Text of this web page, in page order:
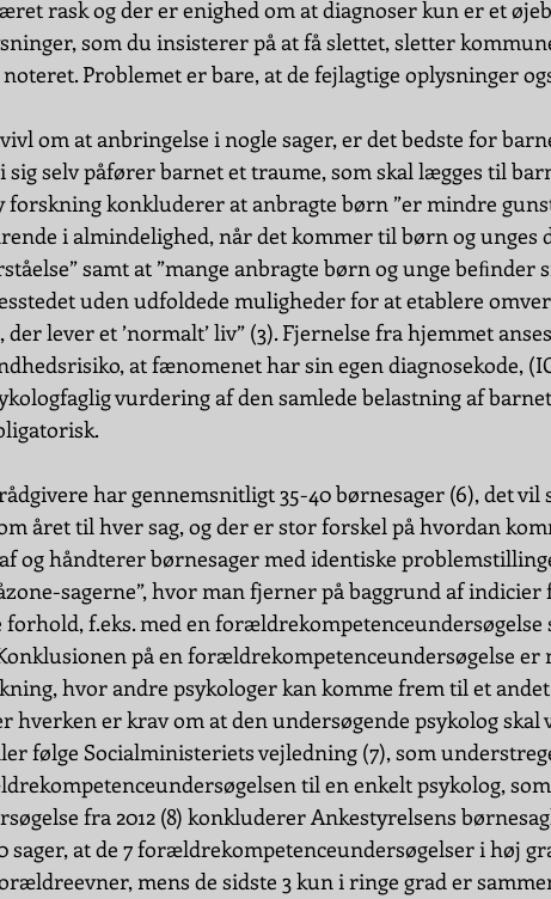
rask og der er enighed om at diagnoser kun er et
som du insisterer på at få slettet, sletter
Problemet er bare, at de fejlagtige oplysninger
om at anbringelse i nogle sager, er det bedste for
sig selv påfører barnet et traume, som skal lægges til
forskning konkluderer at anbragte børn ”er mindre
i almindelighed, når det kommer til børn og unges
samt at ”mange anbragte børn og unge beﬁnder
uden udfoldede muligheder for at etablere
lever et ’normalt’ liv” (3). Fjernelse fra hjemmet
at fænomenet har sin egen diagnosekode,
vurdering af den samlede belastning af
har gennemsnitligt 35-40 børnesager (6), det vil
året til hver sag, og der er stor forskel på hvordan
og håndterer børnesager med identiske
sagerne”, hvor man fjerner på baggrund af
f.eks. med en forældrekompetenceundersøgelse
på en forældrekompetenceundersøgelse er
hvor andre psykologer kan komme frem til et
hverken er krav om at den undersøgende psykolog
følge Socialministeriets vejledning (7), som
til en enkelt psykolog,
fra 2012 (8) konkluderer Ankestyrelsens
sager, at de 7 forældrekompetenceundersøgelser i høj
mens de sidste 3 kun i ringe grad er